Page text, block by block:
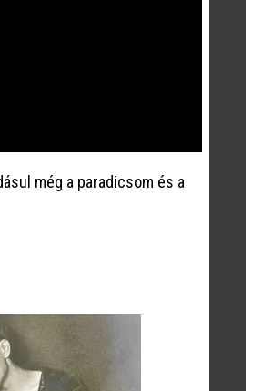
még a paradicsom és a